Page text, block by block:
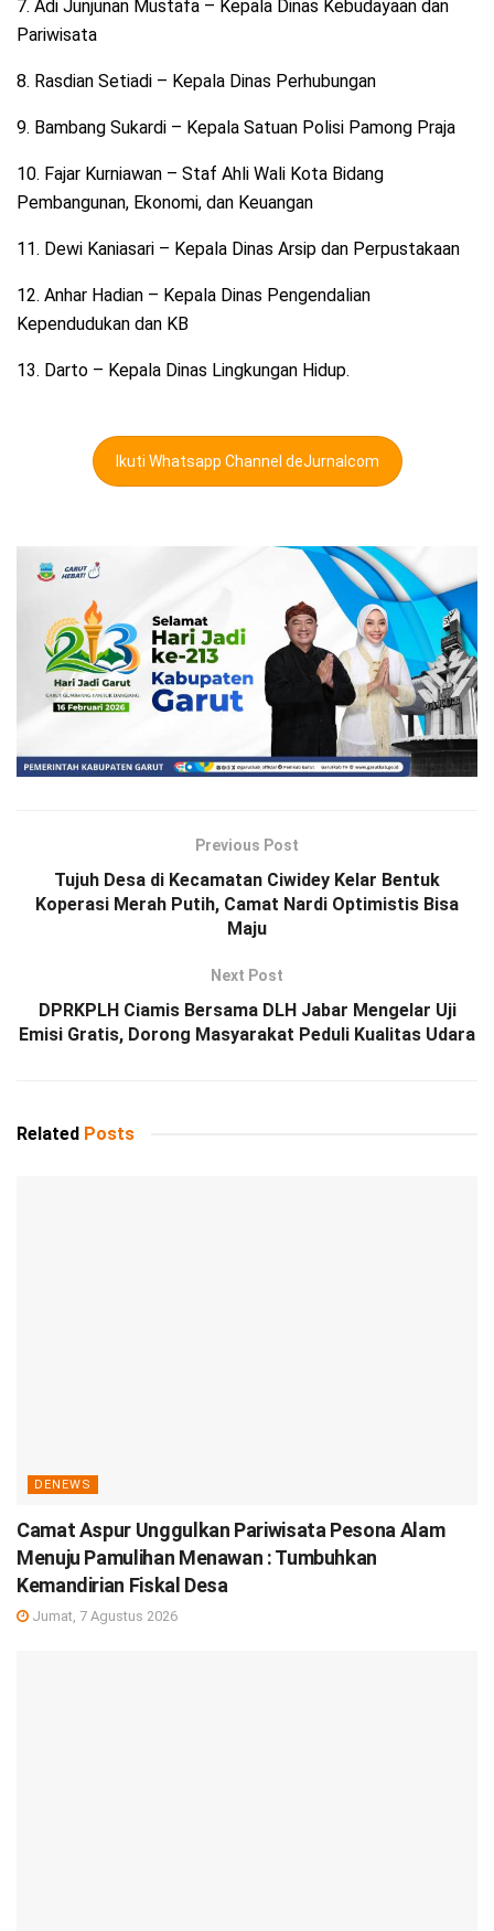
7. Adi Junjunan Mustafa – Kepala Dinas Kebudayaan dan
Pariwisata
8. Rasdian Setiadi – Kepala Dinas Perhubungan
9. Bambang Sukardi – Kepala Satuan Polisi Pamong Praja
10. Fajar Kurniawan – Staf Ahli Wali Kota Bidang
Pembangunan, Ekonomi, dan Keuangan
11. Dewi Kaniasari – Kepala Dinas Arsip dan Perpustakaan
12. Anhar Hadian – Kepala Dinas Pengendalian
Kependudukan dan KB
13. Darto – Kepala Dinas Lingkungan Hidup.
Ikuti Whatsapp Channel deJurnalcom
Previous Post
Tujuh Desa di Kecamatan Ciwidey Kelar Bentuk
Koperasi Merah Putih, Camat Nardi Optimistis Bisa
Maju
Next Post
DPRKPLH Ciamis Bersama DLH Jabar Mengelar Uji
Emisi Gratis, Dorong Masyarakat Peduli Kualitas Udara
Related Posts
DENEWS
Camat Aspur Unggulkan Pariwisata Pesona Alam
Menuju Pamulihan Menawan : Tumbuhkan
Kemandirian Fiskal Desa
Jumat, 7 Agustus 2026